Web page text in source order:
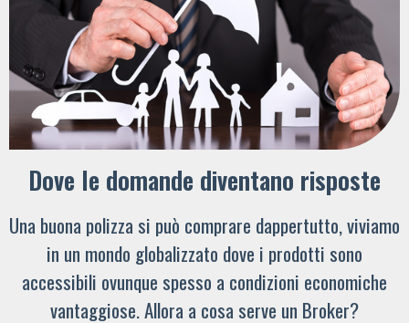
Dove le domande diventano risposte
Una buona polizza si può comprare dappertutto, viviamo
in un mondo globalizzato dove i prodotti sono
accessibili ovunque spesso a condizioni economiche
vantaggiose. Allora a cosa serve un Broker?